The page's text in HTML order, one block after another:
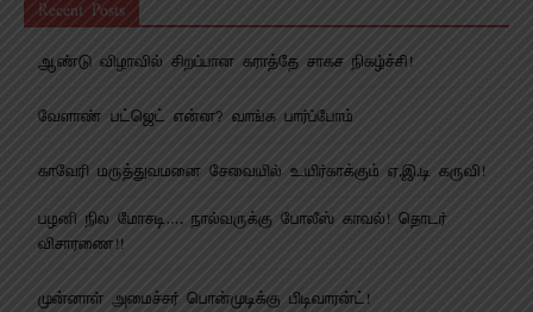
Recent Posts
ஆண்டு விழாவில் சிறப்பான கராத்தே சாகச நிகழ்ச்சி!
வேளாண் பட்ஜெட் என்ன? வாங்க பார்ப்போம்
காவேரி மருத்துவமனை சேவையில் உயிர்காக்கும் ஏ.இ.டி கருவி!
பழனி நில மோசடி…. நால்வருக்கு போலீஸ் காவல்! தொடர்
விசாரணை!!
முன்னாள் அமைச்சர் பொன்முடிக்கு பிடிவாரன்ட்!